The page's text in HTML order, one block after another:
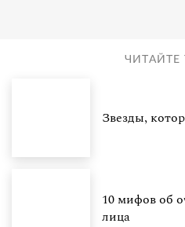
ЧИТАЙТЕ
Звезды,
10 мифов об
лица